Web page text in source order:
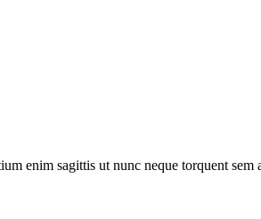
enim sagittis ut nunc neque torquent